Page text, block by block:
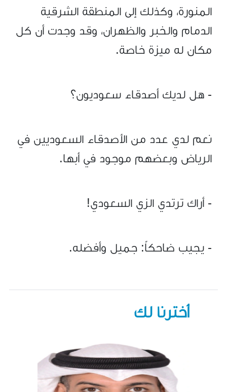
أخترنا لك
المنورة، وكذلك إلى المنطقة الشرقية
الدمام والخبر والظهران، وقد وجدت أن كل
مكان له ميزة خاصة.
- هل لديك أصدقاء سعوديون؟
نعم لدي عدد من الأصدقاء السعوديين في
الرياض وبعضهم موجود في أبها.
- أراك ترتدي الزي السعودي!
- يجيب ضاحكاً: جميل وأفضله.